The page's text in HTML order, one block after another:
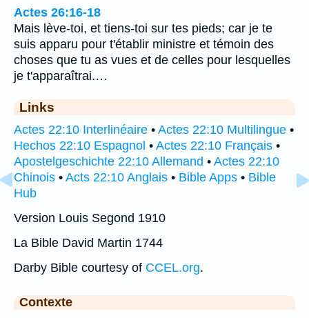
Actes 26:16-18
Mais lève-toi, et tiens-toi sur tes pieds; car je te
suis apparu pour t'établir ministre et témoin des
choses que tu as vues et de celles pour lesquelles
je t'apparaîtrai.…
Links
Actes 22:10 Interlinéaire • Actes 22:10 Multilingue •
Hechos 22:10 Espagnol • Actes 22:10 Français •
Apostelgeschichte 22:10 Allemand • Actes 22:10
Chinois • Acts 22:10 Anglais • Bible Apps • Bible
Hub
Version Louis Segond 1910
La Bible David Martin 1744
Darby Bible courtesy of CCEL.org.
Contexte